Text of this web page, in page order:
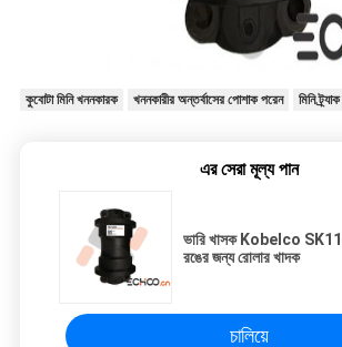
কুবোটা মিনি খননকারক খননকারীর অন্তর্বাসের পোশাক পরেন মিনি
এর সেরা মূল্য পান
ভারি খাসক Kobelco
রঙের জন্য রোলার খাদক
চালিয়ে